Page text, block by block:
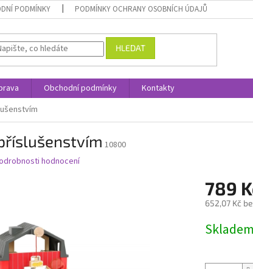
PODMÍNKY PODMÍNKY OCHRANY OSOBNÍCH ÚDAJŮ
HLEDAT
Obchodní podmínky
Kontakty
10800
hodnocení
789
652,07 Kč
cena:
Skladem